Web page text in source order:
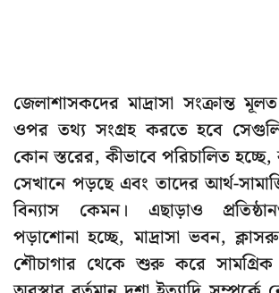
জেলাশাসকদের মাদ্রাসা সংক্রান্ত
ওপর তথ্য সংগ্রহ করতে হবে সেগুলি
কোন স্তরের, কীভাবে পরিচালিত হচ্ছে,
সেখানে পড়ছে এবং তাদের আর্থ-
বিন্যাস কেমন। এছাড়াও
পড়াশোনা হচ্ছে, মাদ্রাসা ভবন,
শৌচাগার থেকে শুরু করে সামগ্রিক